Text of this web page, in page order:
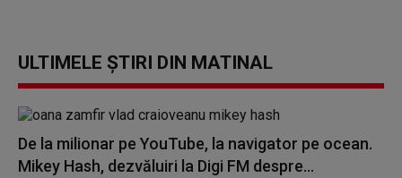
ULTIMELE ȘTIRI DIN MATINAL
De la milionar pe YouTube, la navigator pe ocean.
Mikey Hash, dezvăluiri la Digi FM despre...